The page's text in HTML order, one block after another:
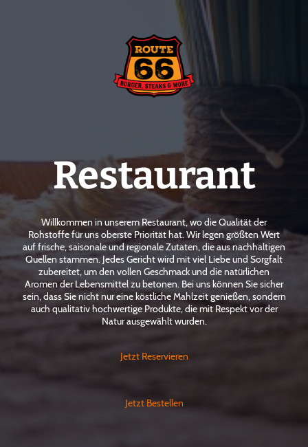
Restaurant
Willkommen in unserem Restaurant, wo die Qualität der
Rohstoffe für uns oberste Priorität hat. Wir legen größten Wert
auf frische, saisonale und regionale Zutaten, die aus nachhaltigen
Quellen stammen. Jedes Gericht wird mit viel Liebe und Sorgfalt
zubereitet, um den vollen Geschmack und die natürlichen
Aromen der Lebensmittel zu betonen. Bei uns können Sie sicher
sein, dass Sie nicht nur eine köstliche Mahlzeit genießen, sondern
auch qualitativ hochwertige Produkte, die mit Respekt vor der
Natur ausgewählt wurden.
Jetzt Reservieren
Jetzt Bestellen